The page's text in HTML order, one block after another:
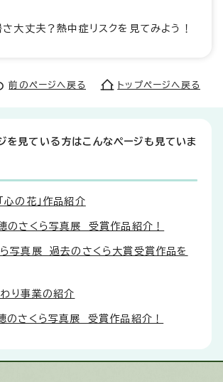
大丈夫？熱中症リスクを見てみよう！
前のページへ戻る トップページへ戻る
を見ている方はこんなページも見ていま
心の花」作品紹介
のさくら写真展 受賞作品紹介！
写真展 過去のさくら大賞受賞作品を
り事業の紹介
のさくら写真展 受賞作品紹介！